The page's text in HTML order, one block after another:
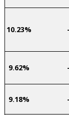
10.23%
9.62%
9.18%